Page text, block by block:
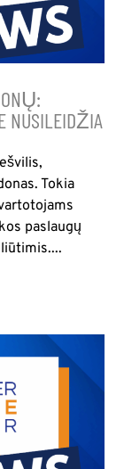
NUSILEIDŽIA
Tokia
paslaugų